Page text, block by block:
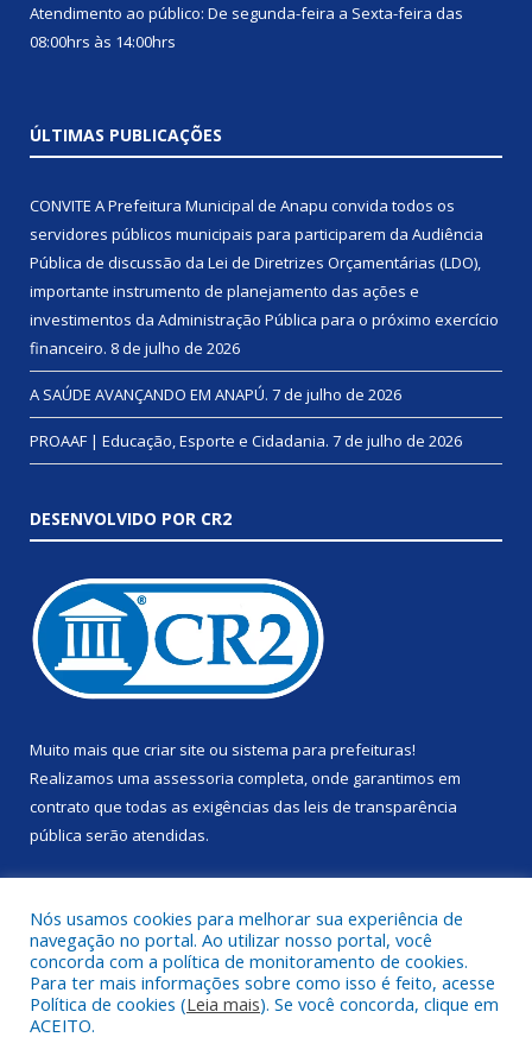
Atendimento ao público: De segunda-feira a Sexta-feira das
08:00hrs às 14:00hrs
ÚLTIMAS PUBLICAÇÕES
CONVITE A Prefeitura Municipal de Anapu convida todos os
servidores públicos municipais para participarem da Audiência
Pública de discussão da Lei de Diretrizes Orçamentárias (LDO),
importante instrumento de planejamento das ações e
investimentos da Administração Pública para o próximo exercício
financeiro. 8 de julho de 2026
A SAÚDE AVANÇANDO EM ANAPÚ. 7 de julho de 2026
PROAAF | Educação, Esporte e Cidadania. 7 de julho de 2026
DESENVOLVIDO POR CR2
Muito mais que criar site ou sistema para prefeituras!
Realizamos uma assessoria completa, onde garantimos em
contrato que todas as exigências das leis de transparência
pública serão atendidas.
Todos os direitos reservados a Prefeitura Municipal de Anapu.
Nós usamos cookies para melhorar sua experiência de
navegação no portal. Ao utilizar nosso portal, você
concorda com a política de monitoramento de cookies.
Para ter mais informações sobre como isso é feito, acesse
Política de cookies (Leia mais). Se você concorda, clique em
ACEITO.